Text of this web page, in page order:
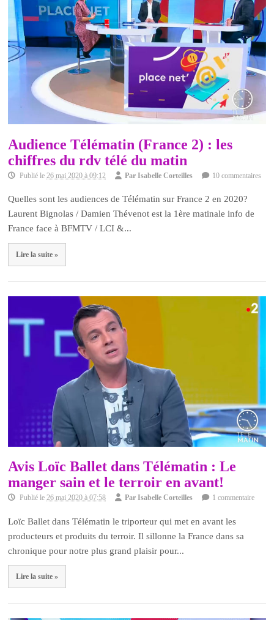
Audience Télématin (France 2) : les
chiffres du rdv télé du matin
Publié le 26 mai 2020 à 09:12 ParIsabelle Corteilles 10 commentaires
Quelles sont les audiences de Télématin sur France 2 en 2020?
Laurent Bignolas / Damien Thévenot est la 1ère matinale info de
France face à BFMTV / LCI &...
Lire la suite »
Avis Loïc Ballet dans Télématin : Le
manger sain et le terroir en avant!
Publié le26 mai 2020 à 07:58 ParIsabelle Corteilles 1 commentaire
Loïc Ballet dans Télématin le triporteur qui met en avant les
producteurs et produits du terroir. Il sillonne la France dans sa
chronique pour notre plus grand plaisir pour...
Lire la suite »